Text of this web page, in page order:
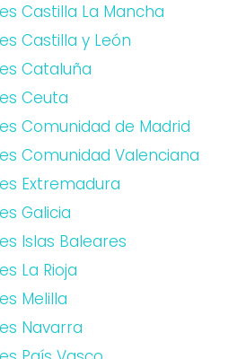
Castilla La Mancha
Castilla y León
Cataluña
Ceuta
Comunidad de Madrid
Comunidad Valenciana
Extremadura
Galicia
Islas Baleares
La Rioja
Melilla
Navarra